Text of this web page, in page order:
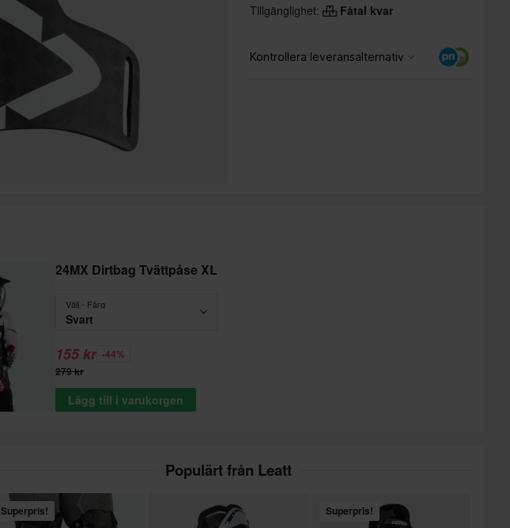
Tillgänglighet:
Fåtal kvar
24MX Dirtbag Tvättpåse XL
Välj - Färg
Svart
155 kr -44%
279 kr
Lägg till i varukorgen
Populärt från Leatt
Superpris! Superpris!